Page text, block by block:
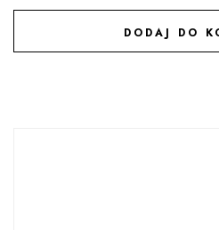
DODAJ DO
DODAJ DO